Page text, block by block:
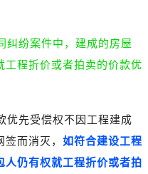
纠纷案件中，建成的房屋
工程折价或者拍卖的价款优
优先受偿权不因工程建成
而消灭， 如符合建设工程
人仍有权就工程折价或者拍